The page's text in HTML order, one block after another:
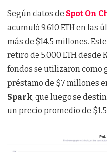
Según datos de Spot On
acumuló 9.610 ETH en las
más de $14.5 millones.
retiro de 5.000 ETH desde
fondos se utilizaron como
préstamo de $7 millones
Spark, que luego se
un precio promedio de